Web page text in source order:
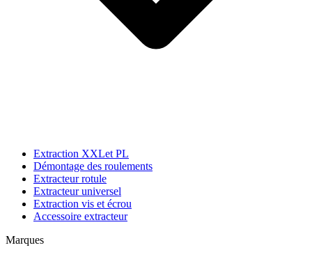
Extraction XXLet PL
Démontage des roulements
Extracteur rotule
Extracteur universel
Extraction vis et écrou
Accessoire extracteur
Marques